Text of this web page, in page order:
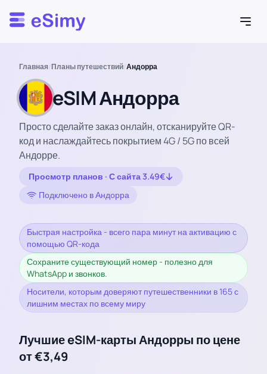
Esimy
Главная/Планы путешествий/Андорра
eSIM Андорра
Просто сделайте заказ онлайн, отсканируйте QR-
код и наслаждайтесь покрытием 4G / 5G по всей
Андорре.
Просмотр планов · С сайта 3.49€
Подключено в Андорра
Быстрая настройка - всего пара минут на активацию с
помощью QR-кода
Сохраните существующий номер - полезно для
WhatsApp и звонков.
Носители, которым доверяют путешественники в 165 с
лишним местах по всему миру
Лучшие eSIM-карты Андорры по цене
от €3,49